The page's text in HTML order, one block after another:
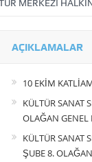
AÇIKLAMALAR
10 EKİM
KÜLTÜR SANAT
OLAĞAN GENEL
KÜLTÜR SANAT
ŞUBE 8.